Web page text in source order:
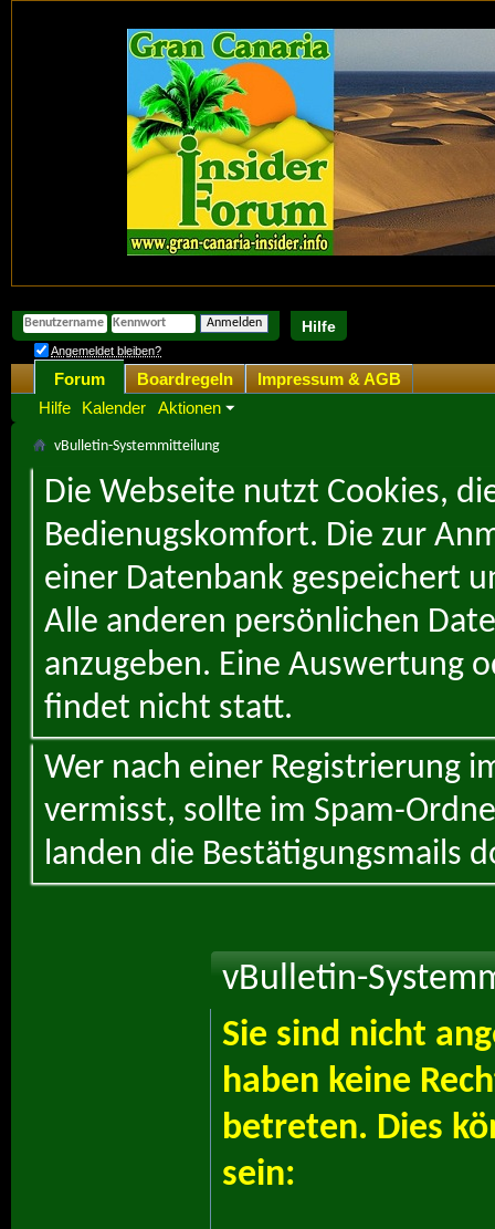
Hilfe
Angemeldet bleiben?
Forum
Hilfe
Kalender Aktionen
Boardregeln Impressum & AGB
vBulletin-Systemmitteilung
Die Webseite nutzt Cookies,
Bedienugskomfort. Die zur
einer Datenbank gespeichert
Alle anderen persönlichen
anzugeben. Eine Auswertung
findet nicht statt.
Wer nach einer Registrierung
vermisst, sollte im Spam-
landen die Bestätigungsmails
vBulletin-
Sie sind nicht
haben keine
betreten. Dies
sein: